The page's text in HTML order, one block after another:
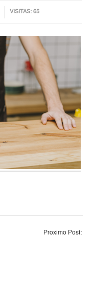
VISITAS: 65
Proximo Post: